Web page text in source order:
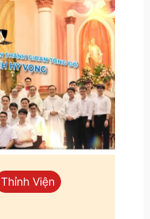
Thỉnh Viện